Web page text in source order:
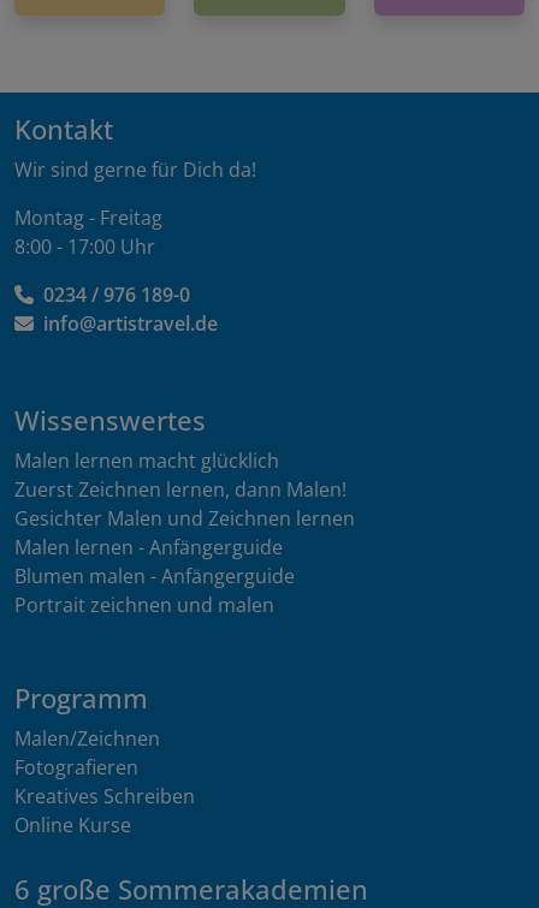
Kontakt
Wir sind gerne für Dich da!
Montag - Freitag
8:00 - 17:00 Uhr
0234 / 976 189-0
info@artistravel.de
Wissenswertes
Malen lernen macht glücklich
Zuerst Zeichnen lernen, dann Malen!
Gesichter Malen und Zeichnen lernen
Malen lernen - Anfängerguide
Blumen malen - Anfängerguide
Portrait zeichnen und malen
Programm
Malen/Zeichnen
Fotografieren
Kreatives Schreiben
Online Kurse
6 große Sommerakademien